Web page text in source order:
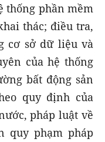
thống phần mềm
thác; điều tra,
cơ sở dữ liệu và
của hệ thống
bất động sản
quy định của
pháp luật về
quy phạm pháp